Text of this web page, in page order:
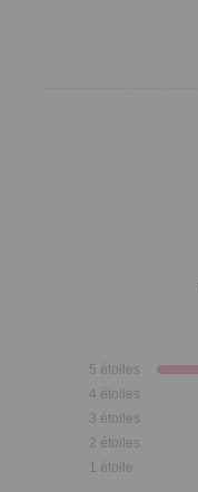
5 étoiles
4 étoiles
3 étoiles
2 étoiles
1 étoile